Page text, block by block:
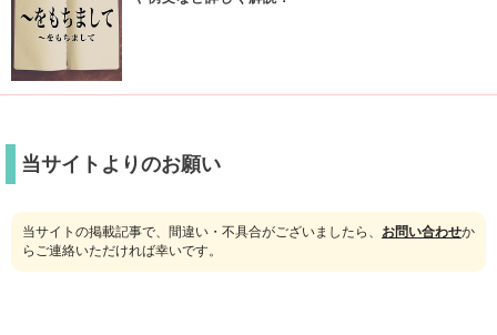
当サイトよりのお願い
当サイトの掲載記事で、間違い・不具合がございましたら、 お問い合わせか
らご連絡いただければ幸いです。